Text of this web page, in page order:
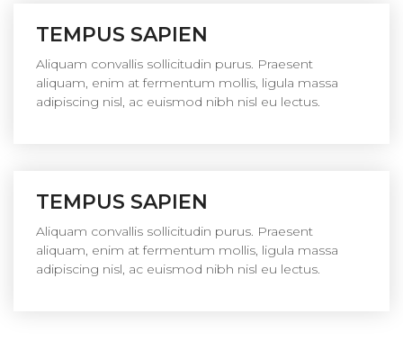
TEMPUS SAPIEN
Aliquam convallis sollicitudin purus. Praesent
aliquam, enim at fermentum mollis, ligula massa
adipiscing nisl, ac euismod nibh nisl eu lectus.
TEMPUS SAPIEN
Aliquam convallis sollicitudin purus. Praesent
aliquam, enim at fermentum mollis, ligula massa
adipiscing nisl, ac euismod nibh nisl eu lectus.